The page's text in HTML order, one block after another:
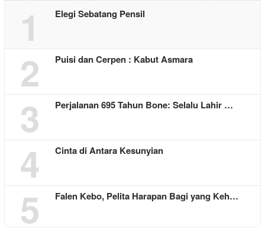
1 Elegi Sebatang Pensil
2 Puisi dan Cerpen : Kabut Asmara
3 Perjalanan 695 Tahun Bone: Selalu Lahir …
4 Cinta di Antara Kesunyian
5 Falen Kebo, Pelita Harapan Bagi yang Keh…